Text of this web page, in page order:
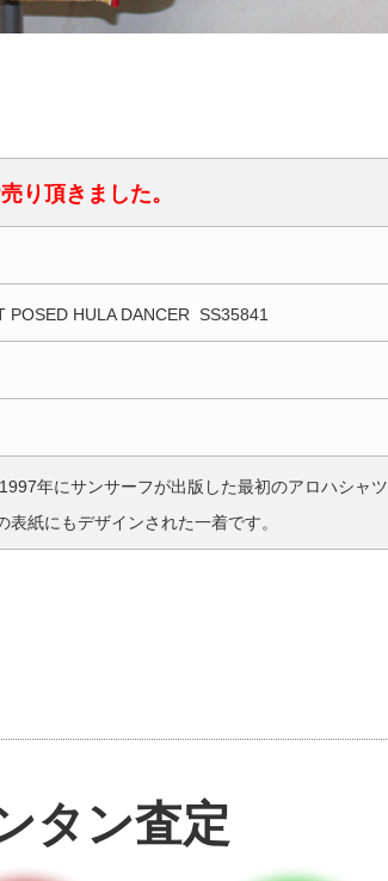
り頂きました。
POSED HULA DANCER SS35841
年にサンサーフが出版した最初のアロハシャツ
紙にもデザインされた一着です。
タン査定